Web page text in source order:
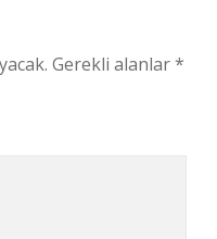
Gerekli alanlar*